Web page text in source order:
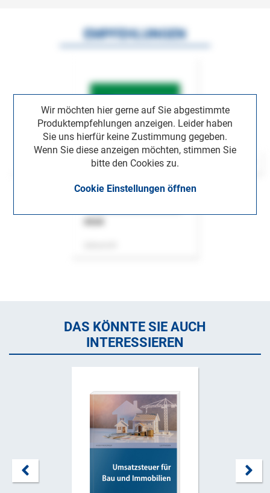
Wir möchten hier gerne auf Sie abgestimmte
Produktempfehlungen anzeigen. Leider haben
Sie uns hierfür keine Zustimmung gegeben.
Wenn Sie diese anzeigen möchten, stimmen Sie
bitte den Cookies zu.
Cookie Einstellungen öffnen
EMPFEHLUNGEN
ASok
DAS KÖNNTE SIE AUCH
INTERESSIEREN